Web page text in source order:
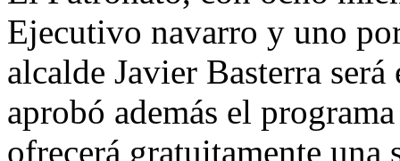
Ejecutivo navarro y uno
alcalde Javier Basterra
aprobó además el
ofrecerá gratuitamente una